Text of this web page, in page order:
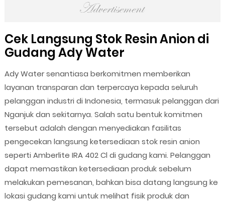
Cek Langsung Stok Resin Anion di
Gudang Ady Water
Ady Water senantiasa berkomitmen memberikan
layanan transparan dan terpercaya kepada seluruh
pelanggan industri di Indonesia, termasuk pelanggan dari
Nganjuk dan sekitarnya. Salah satu bentuk komitmen
tersebut adalah dengan menyediakan fasilitas
pengecekan langsung ketersediaan stok resin anion
seperti Amberlite IRA 402 Cl di gudang kami. Pelanggan
dapat memastikan ketersediaan produk sebelum
melakukan pemesanan, bahkan bisa datang langsung ke
lokasi gudang kami untuk melihat fisik produk dan